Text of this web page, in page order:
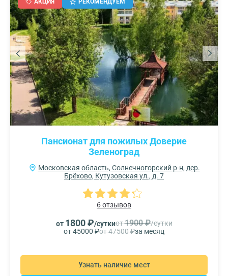
Пансионат для пожилых Доверие
Зеленоград
Московская область, Солнечногорский р-н, дер.
Брёхово, Кутузовская ул., д. 7
6 отзывов
от 1800 ₽/суткиот1900 ₽/сутки
от 45000 ₽от 47500 ₽за месяц
Узнать наличие мест